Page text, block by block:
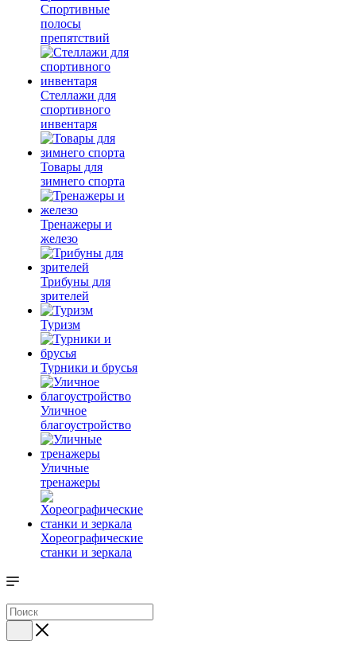
Спортивные
полосы
препятствий
Стеллажи для
спортивного
инвентаря
Товары для
зимнего спорта
Тренажеры и
железо
Трибуны для
зрителей
Туризм
Турники и брусья
Уличное
благоустройство
Уличные
тренажеры
Хореографические
станки и зеркала